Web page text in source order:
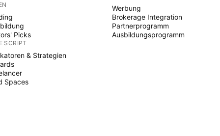
Picks
SCRIPT
& Strategien
Spaces
Werbung
Brokerage Integration
Partnerprogramm
Ausbildungsprogramm